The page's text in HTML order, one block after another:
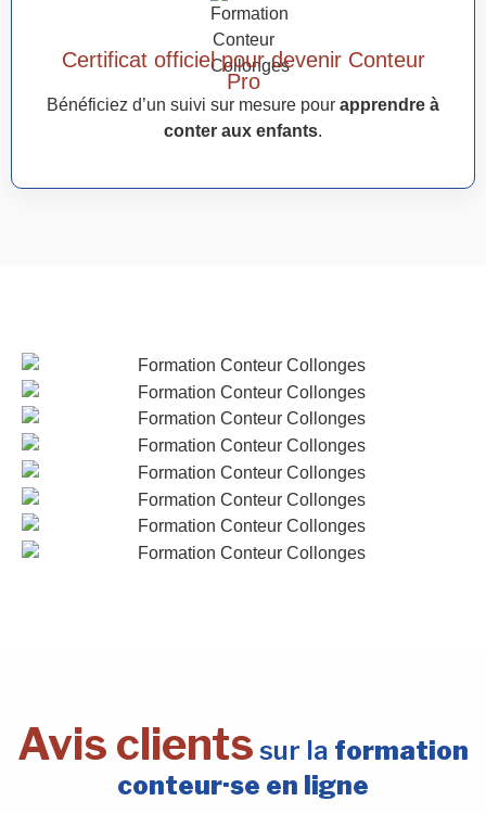
Certificat officiel pour devenir Conteur
Pro
Bénéficiez d’un suivi sur mesure pour apprendre à
conter aux enfants.
Avis clients sur la formation
conteur·se en ligne